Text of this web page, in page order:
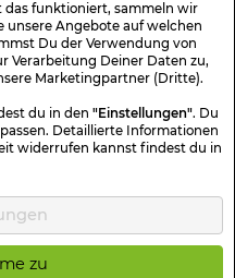
das funktioniert, sammeln wir
unsere Angebote auf welchen
Du der Verwendung von
Verarbeitung Deiner Daten zu,
Marketingpartner (Dritte).
du in den "Einstellungen". Du
Detaillierte Informationen
widerrufen kannst findest du in
zu
Die durchgestrichenen
bisherigen Preis.